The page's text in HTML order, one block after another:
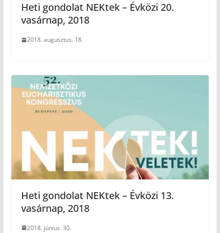
Heti gondolat NEKtek – Évközi 20.
vasárnap, 2018
2018. augusztus. 18.
Heti gondolat NEKtek – Évközi 13.
vasárnap, 2018
2018. június. 30.